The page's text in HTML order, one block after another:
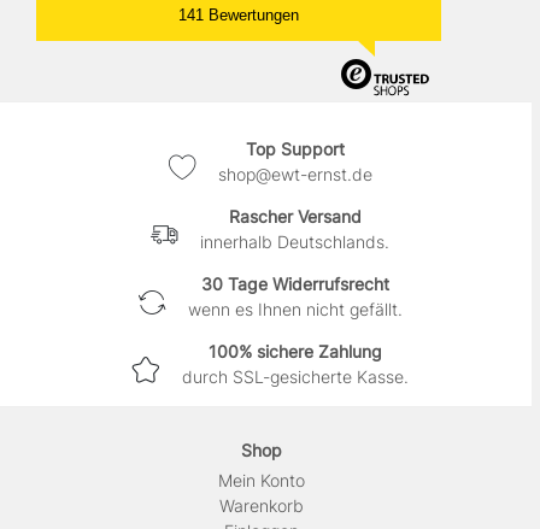
141 Bewertungen
Top Support
shop@ewt-ernst.de
Rascher Versand
innerhalb Deutschlands.
30 Tage Widerrufsrecht
wenn es Ihnen nicht gefällt.
100% sichere Zahlung
durch SSL-gesicherte Kasse.
Shop
Mein Konto
Warenkorb